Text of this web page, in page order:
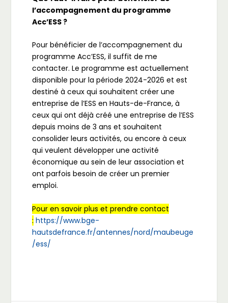
l’accompagnement du programme
Acc’ESS ?
Pour bénéficier de l’accompagnement du
programme Acc’ESS, il suffit de me
contacter. Le programme est actuellement
disponible pour la période 2024-2026 et est
destiné à ceux qui souhaitent créer une
entreprise de l’ESS en Hauts-de-France, à
ceux qui ont déjà créé une entreprise de l’ESS
depuis moins de 3 ans et souhaitent
consolider leurs activités, ou encore à ceux
qui veulent développer une activité
économique au sein de leur association et
ont parfois besoin de créer un premier
emploi.
Pour en savoir plus et prendre contact
: https://www.bge-
hautsdefrance.fr/antennes/nord/maubeuge
/ess/